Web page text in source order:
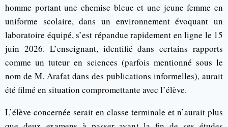
homme portant une chemise bleue et une jeune femme en
uniforme scolaire, dans un environnement évoquant un
laboratoire équipé, s’est répandue rapidement en ligne le 15
juin 2026. L’enseignant, identifié dans certains rapports
comme un tuteur en sciences (parfois mentionné sous le
nom de M. Arafat dans des publications informelles), aurait
été filmé en situation compromettante avec l’élève.
L’élève concernée serait en classe terminale et n’aurait plus